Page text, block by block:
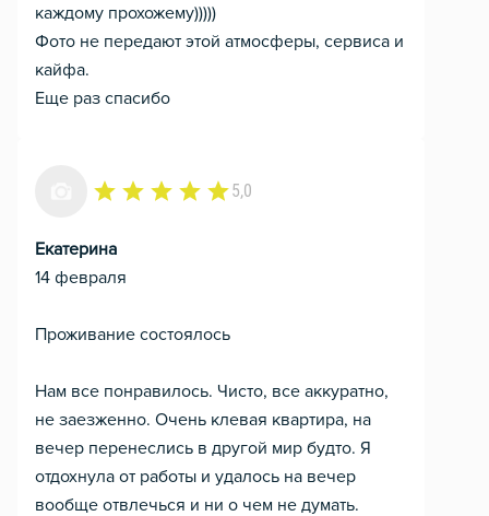
каждому прохожему)))))
Фото не передают этой атмосферы, сервиса и
кайфа.
Еще раз спасибо
5,0
Екатерина
14 февраля
Проживание состоялось
Нам все понравилось. Чисто, все аккуратно,
не заезженно. Очень клевая квартира, на
вечер перенеслись в другой мир будто. Я
отдохнула от работы и удалось на вечер
вообще отвлечься и ни о чем не думать.